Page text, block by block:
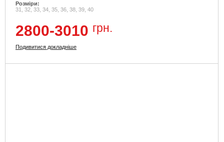
Розміри:
31, 32, 33, 34, 35, 36, 38, 39, 40
2800-3010 грн.
Подивитися докладніше